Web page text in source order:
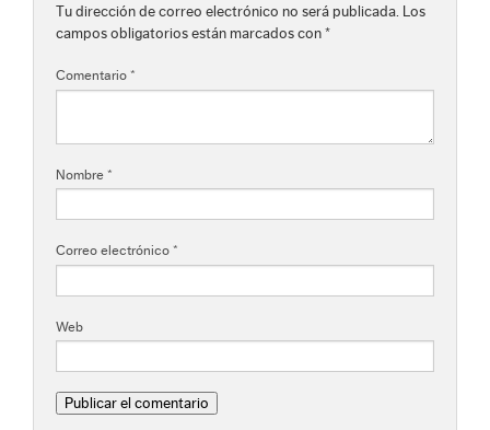
Tu dirección de correo electrónico no será publicada. Los
campos obligatorios están marcados con *
Comentario *
Nombre *
Correo electrónico *
Web